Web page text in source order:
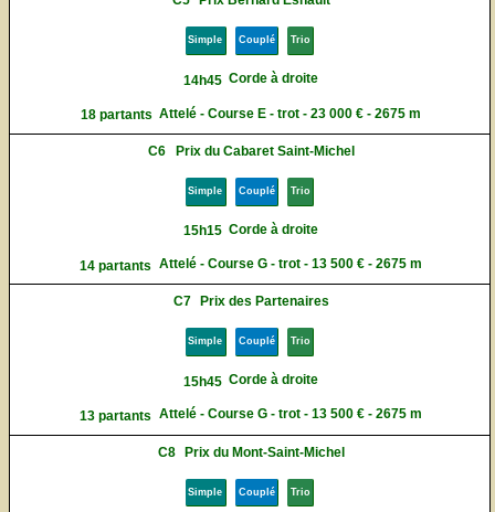
Simple Couplé Trio
14h45 Corde à droite
18 partants Attelé - Course E - trot - 23 000 € - 2675 m
C6 Prix du Cabaret Saint-Michel
Simple Couplé Trio
15h15 Corde à droite
14 partants Attelé - Course G - trot - 13 500 € - 2675 m
C7 Prix des Partenaires
Simple Couplé Trio
15h45 Corde à droite
13 partants Attelé - Course G - trot - 13 500 € - 2675 m
C8 Prix du Mont-Saint-Michel
Simple Couplé Trio